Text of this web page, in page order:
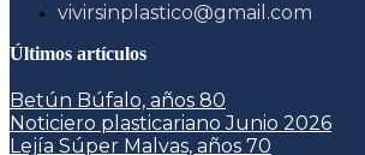
vivirsinplastico@gmail.com
Últimos artículos
Betún Búfalo, años 80
Noticiero plasticariano Junio 2026
Lejía Súper Malvas, años 70